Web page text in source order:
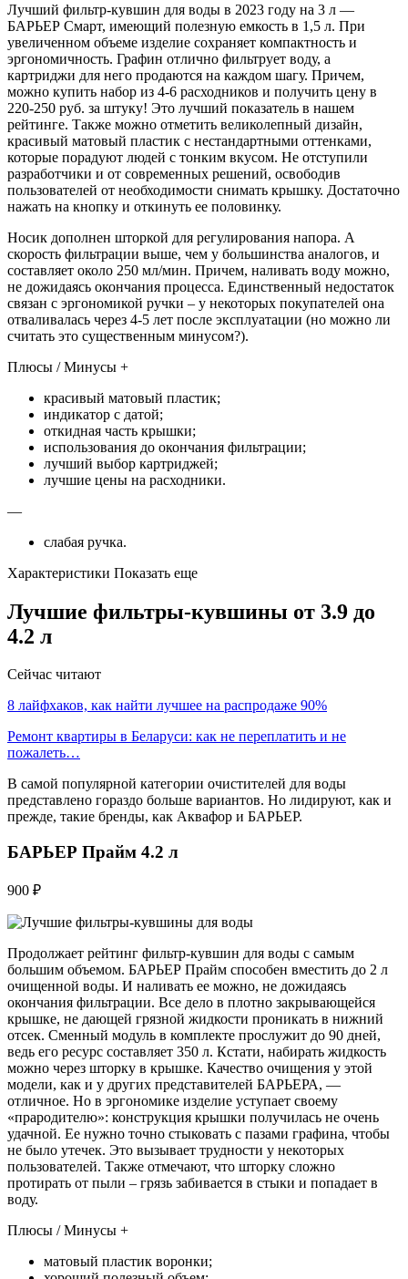
Лучший фильтр-кувшин для воды в 2023 году на 3 л —
БАРЬЕР Смарт, имеющий полезную емкость в 1,5 л. При
увеличенном объеме изделие сохраняет компактность и
эргономичность. Графин отлично фильтрует воду, а
картриджи для него продаются на каждом шагу. Причем,
можно купить набор из 4-6 расходников и получить цену в
220-250 руб. за штуку! Это лучший показатель в нашем
рейтинге. Также можно отметить великолепный дизайн,
красивый матовый пластик с нестандартными оттенками,
которые порадуют людей с тонким вкусом. Не отступили
разработчики и от современных решений, освободив
пользователей от необходимости снимать крышку. Достаточно
нажать на кнопку и откинуть ее половинку.
Носик дополнен шторкой для регулирования напора. А
скорость фильтрации выше, чем у большинства аналогов, и
составляет около 250 мл/мин. Причем, наливать воду можно,
не дожидаясь окончания процесса. Единственный недостаток
связан с эргономикой ручки – у некоторых покупателей она
отваливалась через 4-5 лет после эксплуатации (но можно ли
считать это существенным минусом?).
Плюсы / Минусы +
красивый матовый пластик;
индикатор с датой;
откидная часть крышки;
использования до окончания фильтрации;
лучший выбор картриджей;
лучшие цены на расходники.
—
слабая ручка.
Характеристики Показать еще
Лучшие фильтры-кувшины от 3.9 до
4.2 л
Сейчас читают
8 лайфхаков, как найти лучшее на распродаже 90%
Ремонт квартиры в Беларуси: как не переплатить и не
пожалеть…
В самой популярной категории очистителей для воды
представлено гораздо больше вариантов. Но лидируют, как и
прежде, такие бренды, как Аквафор и БАРЬЕР.
БАРЬЕР Прайм 4.2 л
900 ₽
Продолжает рейтинг фильтр-кувшин для воды с самым
большим объемом. БАРЬЕР Прайм способен вместить до 2 л
очищенной воды. И наливать ее можно, не дожидаясь
окончания фильтрации. Все дело в плотно закрывающейся
крышке, не дающей грязной жидкости проникать в нижний
отсек. Сменный модуль в комплекте прослужит до 90 дней,
ведь его ресурс составляет 350 л. Кстати, набирать жидкость
можно через шторку в крышке. Качество очищения у этой
модели, как и у других представителей БАРЬЕРА, —
отличное. Но в эргономике изделие уступает своему
«прародителю»: конструкция крышки получилась не очень
удачной. Ее нужно точно стыковать с пазами графина, чтобы
не было утечек. Это вызывает трудности у некоторых
пользователей. Также отмечают, что шторку сложно
протирать от пыли – грязь забивается в стыки и попадает в
воду.
Плюсы / Минусы +
матовый пластик воронки;